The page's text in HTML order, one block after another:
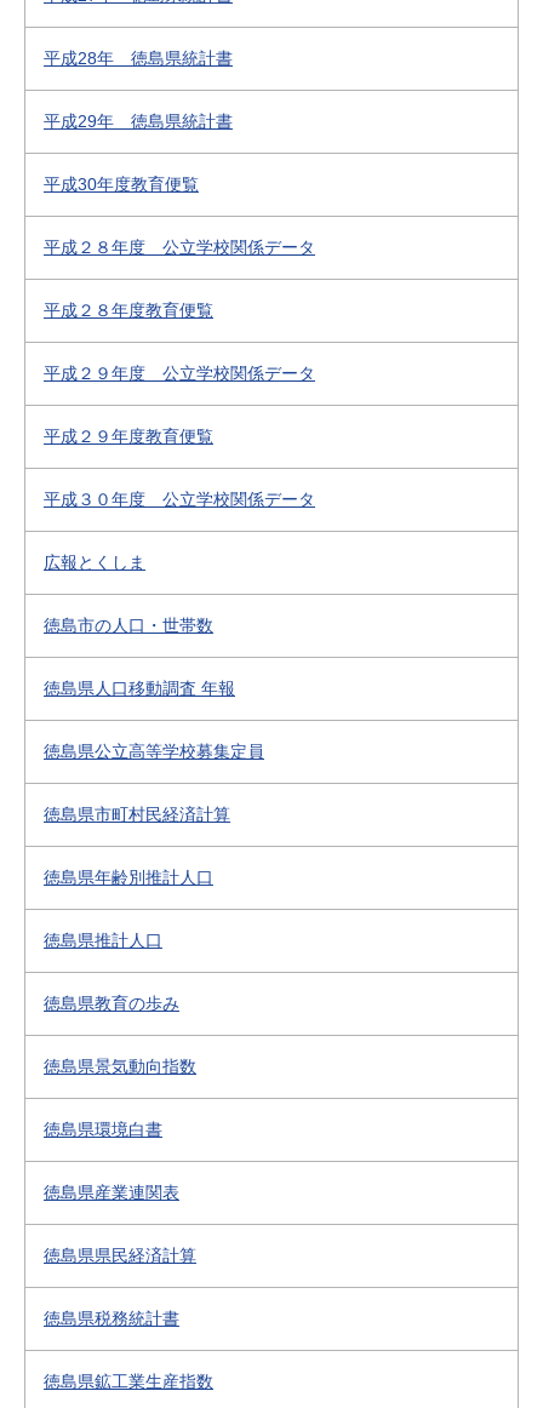
平成28年 徳島県統計書
平成29年 徳島県統計書
平成30年度教育便覧
平成２８年度 公立学校関係データ
平成２８年度教育便覧
平成２９年度 公立学校関係データ
平成２９年度教育便覧
平成３０年度 公立学校関係データ
広報とくしま
徳島市の人口・世帯数
徳島県人口移動調査 年報
徳島県公立高等学校募集定員
徳島県市町村民経済計算
徳島県年齢別推計人口
徳島県推計人口
徳島県教育の歩み
徳島県景気動向指数
徳島県環境白書
徳島県産業連関表
徳島県県民経済計算
徳島県税務統計書
徳島県鉱工業生産指数